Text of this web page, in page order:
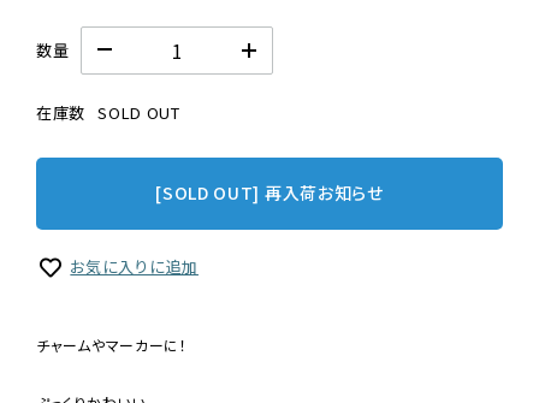
数量
在庫数 SOLD OUT
[SOLD OUT] 再入荷お知らせ
お気に入りに追加
チャームやマーカーに！